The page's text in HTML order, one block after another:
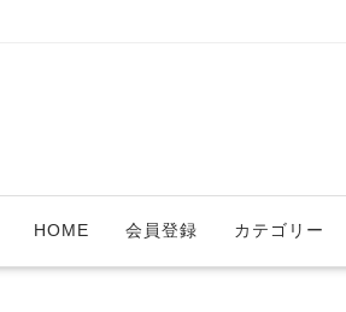
HOME 会員登録 カテゴリー